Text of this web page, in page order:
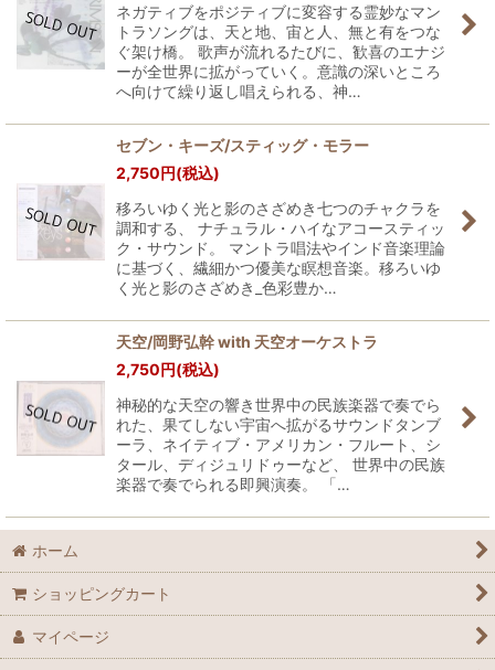
ネガティブをポジティブに変容する霊妙なマン
トラソングは、天と地、宙と人、無と有をつな
ぐ架け橋。 歌声が流れるたびに、歓喜のエナジ
ーが全世界に拡がっていく。意識の深いところ
へ向けて繰り返し唱えられる、神…
セブン・キーズ/スティッグ・モラー
2,750円(税込)
移ろいゆく光と影のさざめき七つのチャクラを
調和する、 ナチュラル・ハイなアコースティッ
ク・サウンド。 マントラ唱法やインド音楽理論
に基づく、繊細かつ優美な瞑想音楽。移ろいゆ
く光と影のさざめき_色彩豊か…
天空/岡野弘幹 with 天空オーケストラ
2,750円(税込)
神秘的な天空の響き世界中の民族楽器で奏でら
れた、果てしない宇宙へ拡がるサウンドタンブ
ーラ、ネイティブ・アメリカン・フルート、シ
タール、ディジュリドゥーなど、 世界中の民族
楽器で奏でられる即興演奏。 「…
ホーム
ショッピングカート
マイページ